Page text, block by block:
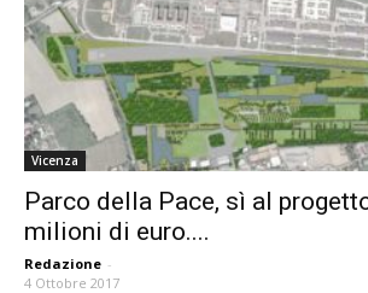
Vicenza
Parco della Pace, sì al
milioni di euro....
Redazione -
4 Ottobre 2017